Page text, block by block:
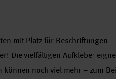
mit Platz für Beschriftungen
Die vielfältigen Aufkleber
noch viel mehr – zum